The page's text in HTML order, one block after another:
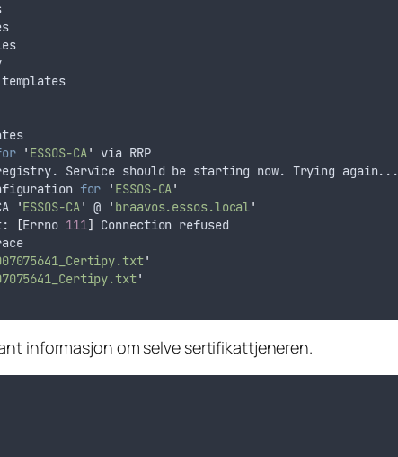
' ESSOS-CA'
via RRP
Service should be starting now. Trying again...
for ' ESSOS-CA'
'ESSOS-CA' @ ' braavos.essos.local'
[Errno 111]
Connection refused
'
'
informasjon om selve sertifikattjeneren.